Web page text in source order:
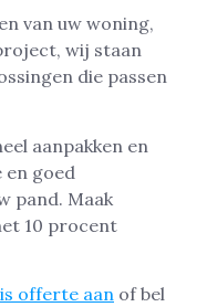
van uw woning,
wij staan
die passen
aanpakken en
en goed
pand. Maak
10 procent
offerte aan of bel